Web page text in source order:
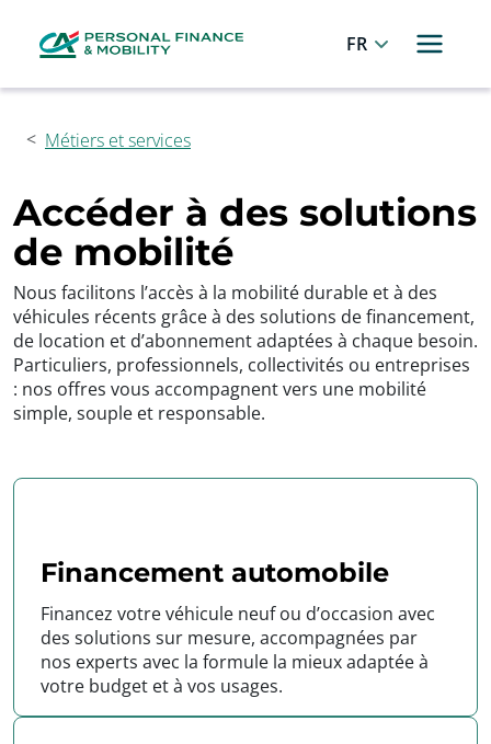
Allez au menu principal
Allez au contenu
Allez au pied de page Français
Métiers et services
Accéder à des solutions
de mobilité
Nous facilitons l’accès à la mobilité durable et à des
véhicules récents grâce à des solutions de financement,
de location et d’abonnement adaptées à chaque besoin.
Particuliers, professionnels, collectivités ou entreprises
: nos offres vous accompagnent vers une mobilité
simple, souple et responsable.
Financement automobile
Financez votre véhicule neuf ou d’occasion avec
des solutions sur mesure, accompagnées par
nos experts avec la formule la mieux adaptée à
votre budget et à vos usages.